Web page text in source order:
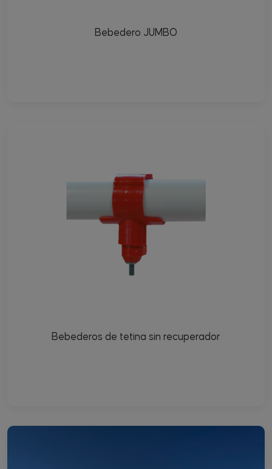
Bebedero JUMBO
Bebederos de tetina sin recuperador